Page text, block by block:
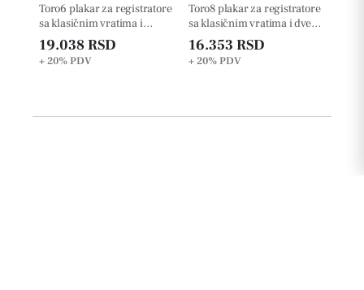
Toro6 plakar za registratore
sa klasičnim vratima i
jednom otvorenom policom
19.038 RSD
+ 20%PDV
Toro8 plakar za registratore
sa klasičnim vratima i dve
otvorene police
16.353 RSD
+ 20%PDV